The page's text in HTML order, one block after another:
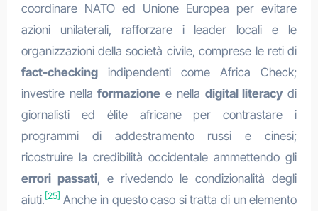
coordinare NATO ed Unione Europea per evitare
azioni unilaterali, rafforzare i leader locali e le
organizzazioni della società civile, comprese le reti di
fact-checkingindipendenti come Africa Check;
investire nellaformazione e nella digital literacy di
giornalisti ed élite africane per contrastare i
programmi di addestramento russi e cinesi;
ricostruire la credibilità occidentale ammettendo gli
errori passati, e rivedendo le condizionalità degli
aiuti.[25] Anche in questo caso si tratta di un elemento